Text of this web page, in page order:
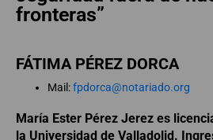
fronteras”
FÁTIMA PÉREZ DORCA
Mail:fpdorca@notariado.org
María Ester Pérez Jerez es
la Universidad de Valladolid.